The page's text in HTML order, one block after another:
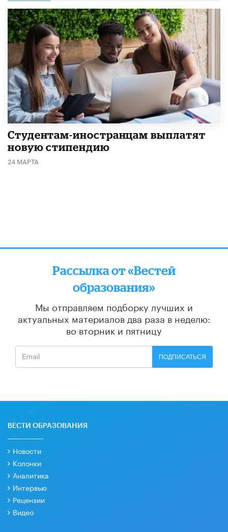
Студентам-иностранцам выплатят
новую стипендию
24 МАРТА
Рассылка от «Вестей
образования»
Мы отправляем подборку лучших и
актуальных материалов два раза в неделю:
во вторник и пятницу
ПОДПИСАТЬСЯ
ВЕСТИ ОБРАЗОВАНИЯ
Новости
Колонки
Аналитика
Интервью
Рецензии
Видео